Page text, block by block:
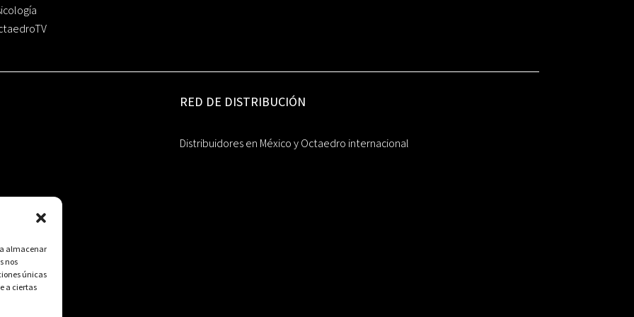
almacenar
nos
únicas
a ciertas
RED DE DISTRIBUCIÓN
Distribuidores en México y Octaedro internacional